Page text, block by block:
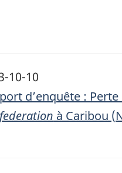
10-10
d’enquête :
à Caribou